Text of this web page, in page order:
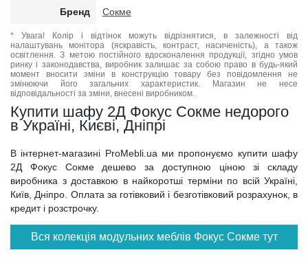
Бренд Сокме
* Увага! Колір і відтінок можуть відрізнятися, в залежності від
налаштувань монітора (яскравість, контраст, насиченість), а також
освітлення. З метою постійного вдосконалення продукції, згідно умов
ринку і законодавства, виробник залишає за собою право в будь-який
момент вносити зміни в конструкцію товару без повідомлення не
змінюючи його загальних характеристик. Магазин не несе
відповідальності за зміни, внесені виробником.
Купити шафу 2Д Фокус Сокме недорого
в Україні, Києві, Дніпрі
В інтернет-магазині ProMebli.ua ми пропонуємо купити шафу
2Д Фокус Сокме дешево за доступною ціною зі складу
виробника з доставкою в найкоротші терміни по всій Україні,
Київ, Дніпро. Оплата за готівковий і безготівковий розрахунок, в
кредит і розстрочку.
Вся колекція модульних меблів Фокус Сокме тут